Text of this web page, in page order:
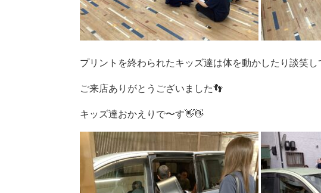
プリントを終わられたキッズ達は体を動かしたり談
ご来店ありがとうございました👣
キッズ達おかえりで〜す👋👋